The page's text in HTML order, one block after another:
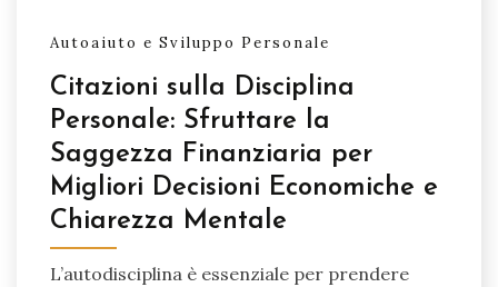
Autoaiuto e Sviluppo Personale
Citazioni sulla Disciplina
Personale: Sfruttare la
Saggezza Finanziaria per
Migliori Decisioni Economiche e
Chiarezza Mentale
L’autodisciplina è essenziale per prendere